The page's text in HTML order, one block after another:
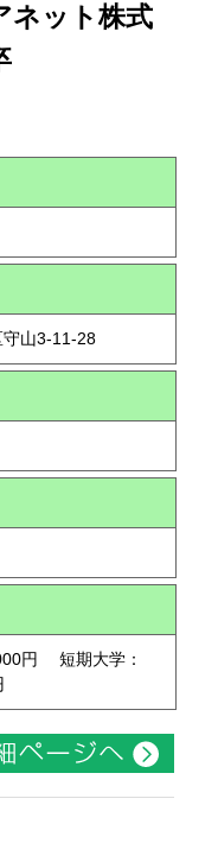
ネット株式
山3-11-28
円 短期大学：